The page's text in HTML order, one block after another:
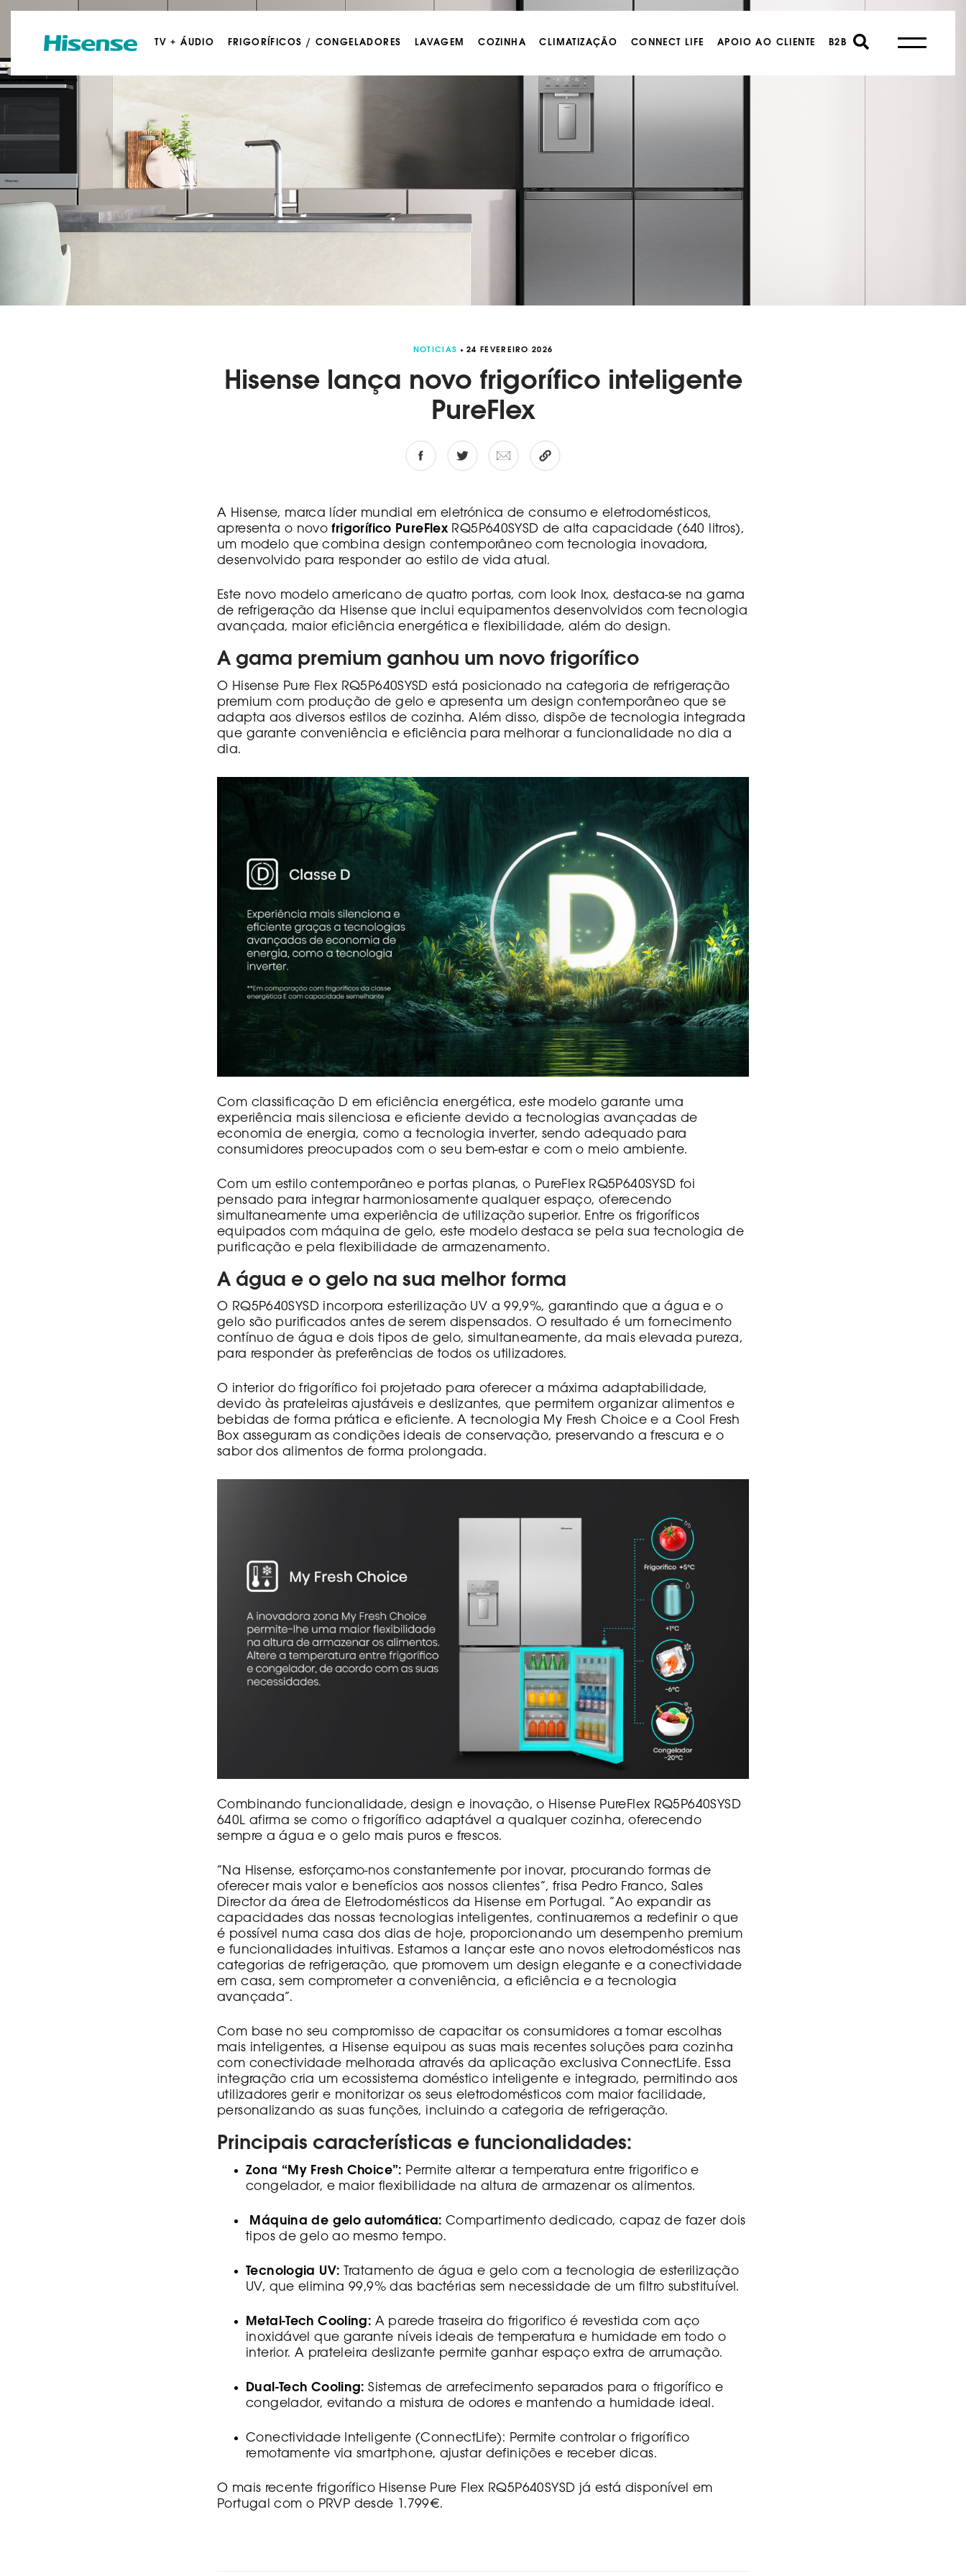
TV + ÁUDIO FRIGORÍFICOS / CONGELADORES LAVAGEM COZINHA CLIMATIZAÇÃO CONNECT LIFE APOIO AO CLIENTE B2B
NOTICIAS 24 FEVEREIRO 2026
Hisense lança novo frigorífico inteligente
PureFlex
A Hisense, marca líder mundial em eletrónica de consumo e eletrodomésticos,
apresenta o novofrigorífico PureFlexRQ5P640SYSD de alta capacidade (640 litros),
um modelo que combina design contemporâneo com tecnologia inovadora,
desenvolvido para responder ao estilo de vida atual.
Este novo modelo americano de quatro portas, com look Inox, destaca-se na gama
de refrigeração da Hisense que inclui equipamentos desenvolvidos com tecnologia
avançada, maior eficiência energética e flexibilidade, além do design.
A gama premium ganhou um novo frigorífico
O Hisense Pure Flex RQ5P640SYSD está posicionado na categoria de refrigeração
premium com produção de gelo e apresenta um design contemporâneo que se
adapta aos diversos estilos de cozinha. Além disso, dispõe de tecnologia integrada
que garante conveniência e eficiência para melhorar a funcionalidade no dia a
dia.
Com classificação D em eficiência energética, este modelo garante uma
experiência mais silenciosa e eficiente devido a tecnologias avançadas de
economia de energia, como a tecnologia inverter, sendo adequado para
consumidores preocupados com o seu bem-estar e com o meio ambiente.
Com um estilo contemporâneo e portas planas, o PureFlex RQ5P640SYSD foi
pensado para integrar harmoniosamente qualquer espaço, oferecendo
simultaneamente uma experiência de utilização superior. Entre os frigoríficos
equipados com máquina de gelo, este modelo destaca se pela sua tecnologia de
purificação e pela flexibilidade de armazenamento.
A água e o gelo na sua melhor forma
O RQ5P640SYSD incorpora esterilização UV a 99,9%, garantindo que a água e o
gelo são purificados antes de serem dispensados. O resultado é um fornecimento
contínuo de água e dois tipos de gelo, simultaneamente, da mais elevada pureza,
para responder às preferências de todos os utilizadores.
O interior do frigorífico foi projetado para oferecer a máxima adaptabilidade,
devido às prateleiras ajustáveis e deslizantes, que permitem organizar alimentos e
bebidas de forma prática e eficiente. A tecnologia My Fresh Choice e a Cool Fresh
Box asseguram as condições ideais de conservação, preservando a frescura e o
sabor dos alimentos de forma prolongada.
Combinando funcionalidade, design e inovação, o Hisense PureFlex RQ5P640SYSD
640L afirma se como o frigorífico adaptável a qualquer cozinha, oferecendo
sempre a água e o gelo mais puros e frescos.
“Na Hisense, esforçamo-nos constantemente por inovar, procurando formas de
oferecer mais valor e benefícios aos nossos clientes”, frisa Pedro Franco, Sales
Director da área de Eletrodomésticos da Hisense em Portugal. “Ao expandir as
capacidades das nossas tecnologias inteligentes, continuaremos a redefinir o que
é possível numa casa dos dias de hoje, proporcionando um desempenho premium
e funcionalidades intuitivas. Estamos a lançar este ano novos eletrodomésticos nas
categorias de refrigeração, que promovem um design elegante e a conectividade
em casa, sem comprometer a conveniência, a eficiência e a tecnologia
avançada”.
Com base no seu compromisso de capacitar os consumidores a tomar escolhas
mais inteligentes, a Hisense equipou as suas mais recentes soluções para cozinha
com conectividade melhorada através da aplicação exclusiva ConnectLife. Essa
integração cria um ecossistema doméstico inteligente e integrado, permitindo aos
utilizadores gerir e monitorizar os seus eletrodomésticos com maior facilidade,
personalizando as suas funções, incluindo a categoria de refrigeração.
Principais características e funcionalidades:
Zona “My Fresh Choice”: Permite alterar a temperatura entre frigorifico e
congelador, e maior flexibilidade na altura de armazenar os alimentos.
Máquina de gelo automática: Compartimento dedicado, capaz de fazer dois
tipos de gelo ao mesmo tempo.
Tecnologia UV: Tratamento de água e gelo com a tecnologia de esterilização
UV, que elimina 99,9% das bactérias sem necessidade de um filtro substituível.
Metal-Tech Cooling: A parede traseira do frigorifico é revestida com aço
inoxidável que garante níveis ideais de temperatura e humidade em todo o
interior. A prateleira deslizante permite ganhar espaço extra de arrumação.
Dual-Tech Cooling: Sistemas de arrefecimento separados para o frigorífico e
congelador, evitando a mistura de odores e mantendo a humidade ideal.
Conectividade Inteligente (ConnectLife): Permite controlar o frigorífico
remotamente via smartphone, ajustar definições e receber dicas.
O mais recente frigorífico Hisense Pure Flex RQ5P640SYSD já está disponível em
Portugal com o PRVP desde 1.799€.